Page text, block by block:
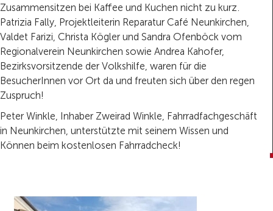
Zusammensitzen bei Kaffee und Kuchen nicht zu kurz.
Patrizia Fally, Projektleiterin Reparatur Café Neunkirchen,
Valdet Farizi, Christa Kögler und Sandra Ofenböck vom
Regionalverein Neunkirchen sowie Andrea Kahofer,
Bezirksvorsitzende der Volkshilfe, waren für die
BesucherInnen vor Ort da und freuten sich über den regen
Zuspruch!
Peter Winkle, Inhaber Zweirad Winkle, Fahrradfachgeschäft
in Neunkirchen, unterstützte mit seinem Wissen und
Können beim kostenlosen Fahrradcheck!